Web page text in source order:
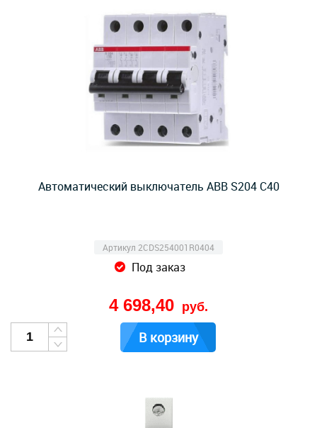
Автоматический выключатель ABB S204 C40
Артикул 2CDS254001R0404
Под заказ
4 698,40 руб.
В корзину